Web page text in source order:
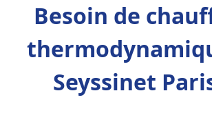
Besoin de
Seyssinet